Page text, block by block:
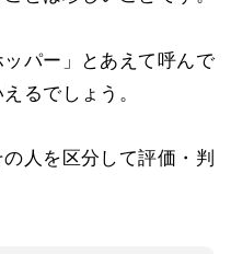
パー」とあえて呼んで
るでしょう。
人を区分して評価・判